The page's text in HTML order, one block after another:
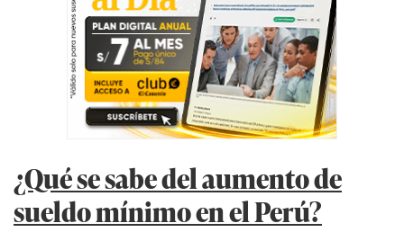
¿Qué se sabe del aumento de
sueldo mínimo en el Perú?